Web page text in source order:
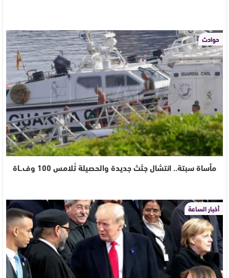
حوادث
مأساة سبتة.. انتشال جثث جديدة والحصيلة تُلامس 100 وف.ـاة
أخبار الساعة